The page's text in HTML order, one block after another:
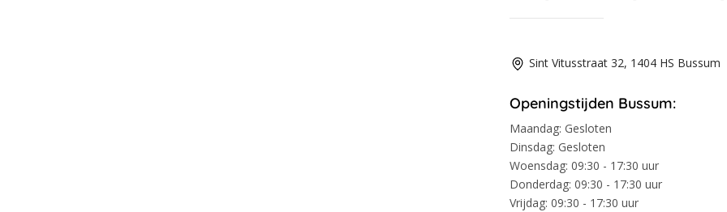
Sint Vitusstraat 32, 1404 HS Bussum
Openingstijden Bussum:
Maandag: Gesloten
Dinsdag: Gesloten
Woensdag:09:30 - 17:30 uur
Donderdag:09:30 - 17:30 uur
Vrijdag: 09:30 - 17:30 uur